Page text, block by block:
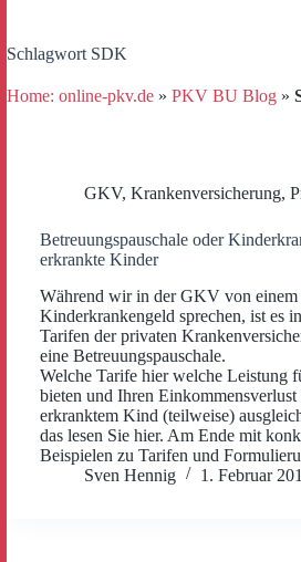
Schlagwort SDK
Home: online-pkv.de » PKV BU Blog »
GKV, Krankenversicherung,
Betreuungspauschale oder
erkrankte Kinder
Während wir in der GKV von einem
Kinderkrankengeld sprechen, ist es
Tarifen der privaten
eine Betreuungspauschale.
Welche Tarife hier welche Leistung
bieten und Ihren Einkommensverlust
erkranktem Kind (teilweise)
das lesen Sie hier. Am Ende mit
Beispielen zu Tarifen und
Sven Hennig
1. Februar